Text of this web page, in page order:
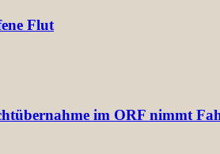
Flut
im ORF nimmt